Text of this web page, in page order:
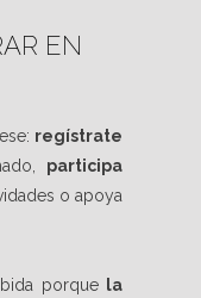
EN
regístrate
participa
o apoya
porque la